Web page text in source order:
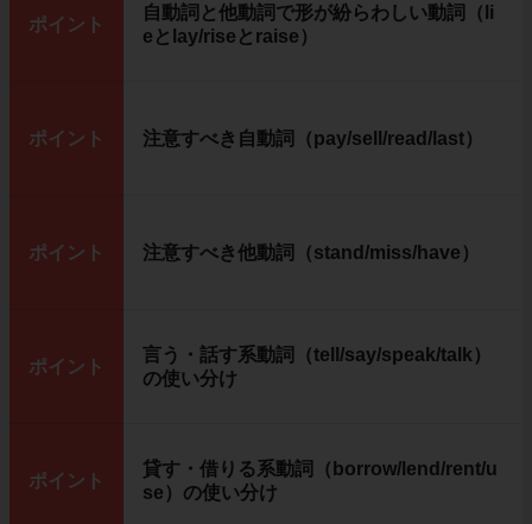
ポイント
自動詞と他動詞で形が紛らわしい動詞（li
eとlay/riseとraise）
ポイント 注意すべき自動詞（pay/sell/read/last）
ポイント 注意すべき他動詞（stand/miss/have）
ポイント
言う・話す系動詞（tell/say/speak/talk）
の使い分け
ポイント
貸す・借りる系動詞（borrow/lend/rent/u
se）の使い分け